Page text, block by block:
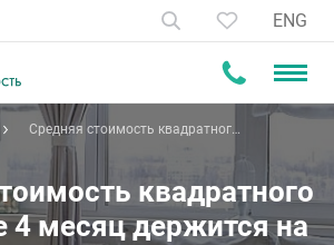
ENG
Средняя стоимость квадратного
метра уже 4 месяц держится на
одном уровне
квадратного
4 месяц держится на